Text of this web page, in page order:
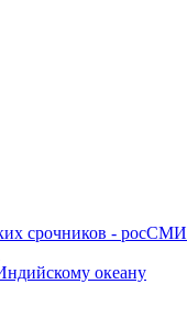
срочников - росСМИ
океану